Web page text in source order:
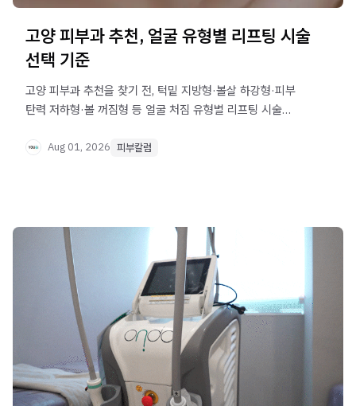
고양 피부과 추천, 얼굴 유형별 리프팅 시술
선택 기준
고양 피부과 추천을 찾기 전, 턱밑 지방형·볼살 하강형·피부
탄력 저하형·볼 꺼짐형 등 얼굴 처짐 유형별 리프팅 시술
Aug 01, 2026 피부칼럼